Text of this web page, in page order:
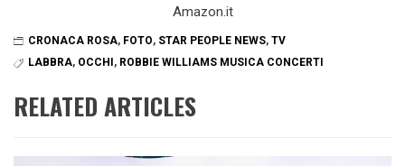
Amazon.it
CRONACA ROSA, FOTO, STAR PEOPLE NEWS, TV
LABBRA, OCCHI , ROBBIE WILLIAMS MUSICA CONCERTI
RELATED ARTICLES